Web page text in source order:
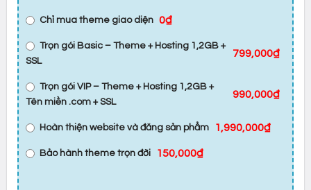
Chỉ mua theme giao diện 0₫
Trọn gói Basic – Theme + Hosting 1,2GB +
SSL
799,000₫
Trọn gói VIP – Theme + Hosting 1,2GB +
Tên miền .com + SSL
990,000₫
Hoàn thiện website và đăng sản phẩm 1,990,000₫
Bảo hành theme trọn đời 150,000₫